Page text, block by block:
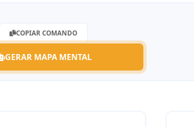
COPIAR COMANDO
GERAR MAPA MENTAL